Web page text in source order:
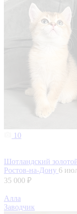
10
Шотландский
Ростов-на-Дону 6
35 000 ₽
Алла
Заводчик